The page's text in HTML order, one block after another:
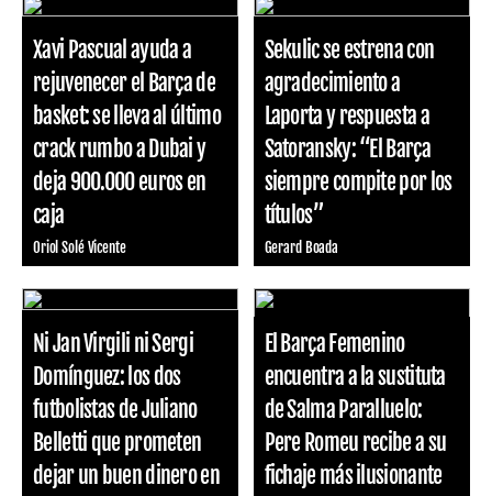
Xavi Pascual ayuda a
rejuvenecer el Barça de
basket: se lleva al último
crack rumbo a Dubai y
deja 900.000 euros en
caja
Oriol Solé Vicente
Sekulic se estrena con
agradecimiento a
Laporta y respuesta a
Satoransky: “El Barça
siempre compite por los
títulos”
Gerard Boada
Ni Jan Virgili ni Sergi
Domínguez: los dos
futbolistas de Juliano
Belletti que prometen
dejar un buen dinero en
El Barça Femenino
encuentra a la sustituta
de Salma Paralluelo:
Pere Romeu recibe a su
fichaje más ilusionante